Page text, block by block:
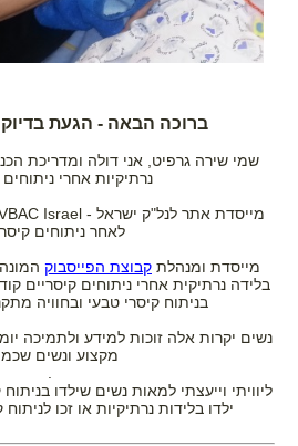
ברוכה הבאה - הגעת בדיוק
שמי שירה גרפיט, אני דולה ומדריכת
נרתיקיות אחרי ניתוחים
לאחר ניתוחים
מייסדת ומנהלת קבוצת הפייסבוק
בלידה נרתיקית אחרי ניתוחים קיסריים
בניתוח קיסרי טבעי ובחוויה
נשים יקרות אלה זוכות למידע ולתמיכה
מקצוע ונשים
ליוויתי וייעצתי למאות נשים שילדו
ילדו בלידות נרתיקיות או זכו